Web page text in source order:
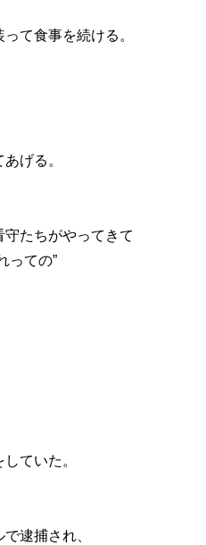
て食事を続ける。
げる。
たちがやってきて
っての”
ていた。
逮捕され、